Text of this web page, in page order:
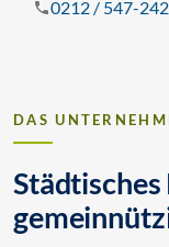
0212 / 547-
DAS